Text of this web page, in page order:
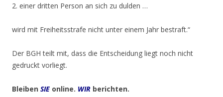
2. einer dritten Person an sich zu dulden …
wird mit Freiheitsstrafe nicht unter einem Jahr bestraft.“
Der BGH teilt mit, dass die Entscheidung liegt noch nicht
gedruckt vorliegt.
Bleiben SIE online. WIR berichten.